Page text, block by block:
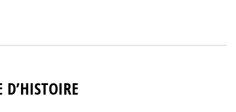
D’HISTOIRE